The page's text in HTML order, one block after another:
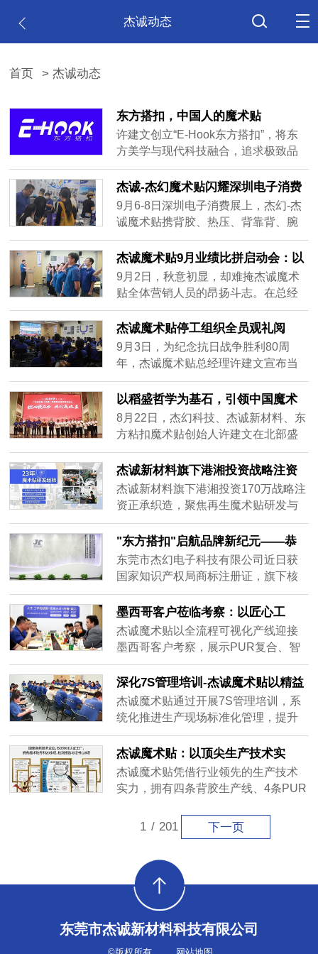
杰诚动态
首页 > 杰诚动态
东方搭扣，中国人的魔术贴
许建文创立“E-Hook东方搭扣”，将东
方美学与现代科技融合，追求极致品
质，构建开放技术生态，推动中国标
准国际化。东方搭扣已成为中国智造
符号，许建文证明工业制造注入文化
灵魂，中国品牌能突破边界。
杰诚-杰幻魔术贴闪耀深圳电子消费
展，创新产品引爆全场
9月6-8日深圳电子消费展上，杰幻-杰
诚魔术贴携背胶、热压、背靠背、腕
带等多款核心魔术贴展品及创新研发
的无痕魔力扣亮相。无痕魔力扣凭借
无痕粘贴、轻松拆卸等优势成焦点，
展位现场人气火爆，客户络绎不绝。
客户资源，公司负责人称将坚持创
新，提升产品与服务，为行业发展添
活力。
杰诚魔术贴9月业绩比拼启动会：以
誓言为刃，向梦想进发
9月2日，秋意初显，却难掩杰诚魔术
贴全体营销人员的昂扬斗志。在总经
理许建文的带领下，一场以“9月，为梦
想而战”为主题的业绩比拼启动会正式
拉开帷幕。这不仅是一场业绩的较
量，更是一次团队精神的凝聚，一次
理许建文发表了热情洋溢的动员讲
话。他强调，9月是充满挑战与机遇的
一个......
杰诚魔术贴停工组织全员观礼阅
兵：以实业初心致敬民族精神，以
创新使命引领行业未来
9月3日，为纪念抗日战争胜利80周
年，杰诚魔术贴总经理许建文宣布当
日上午停工停产，组织全体100余名员
工集体观看纪念阅兵仪式直播。在铭
记历史中汲取力量，在创新突破中定
义未来。
以稻盛哲学为基石，引领中国魔术
贴行业迈向全球
8月22日，杰幻科技、杰诚新材料、东
方粘扣魔术贴创始人许建文在北部盛
和塾发表主题演讲，分享企业通过深
度践行稻盛和夫哲学体系（《京瓷哲
学》《六项精进》等），实现员工幸
福与企业高质量发展的创新路径。演
良品率提升至98.7%，客户投诉率下降
67%，许建文提出“三步走”战略，目标
2028年实现全球市占率15%，彰显中
国制造从“跟随者”向“定义者”跨越的决
心。此次演讲为传统制造业转型升级
提供哲学驱动范本，引发行业对“心性
提升与技术创新融合”的深度思考。
杰诚新材料旗下港湘投资战略注资
正承织造 170万布局再生魔术贴赛
道-开启多行业定制化解决方案新篇
杰诚新材料旗下港湘投资170万战略注
资正承织造，聚焦再生魔术贴研发与
高端加工，获GRS认证推动绿色制
造。产品覆盖康复医疗、智能穿戴、
汽车装饰等五大行业，提供抗菌、高
强度、模块化定制方案，助力传统制
"东方搭扣"启航品牌新纪元——恭
喜杰幻电子以双商标战略领跑全球
魔术贴行业
东莞市杰幻电子科技有限公司近日获
国家知识产权局商标注册证，旗下核
心品牌“东方搭扣”（英文：EHOOK）
成功注册国际分类35（广告销售、商
业管理）与40（材料加工、定制服
务），构建全维度品牌护城河。品牌
与现代科技感，广泛应用于服装、汽
车、航空航天等领域，获华为、特斯
拉等国际客户青睐。公司坚持创新驱
动，年投入15%营收研发，获超50项
专利并主导行业标准，通过“硬件+软
件”生态升级转型行业解决方案提供
商。目前产品出口32国，市场份额亚
洲第一，提出“2030全球魔术贴创新领
化迈进。
墨西哥客户莅临考察：以匠心工
艺，共绘全球合作新篇章
杰诚魔术贴以全流程可视化产线迎接
墨西哥客户考察，展示PUR复合、智
能腕带等8大核心工艺，披露服务38国
客户数据及CNAS实验室实力。客户现
场达成定制开发意向，见证中国魔术
贴科技赋能实力。
深化7S管理培训-杰诚魔术贴以精益
管理赋能生产效能跃升
杰诚魔术贴通过开展7S管理培训，系
统化推进生产现场标准化管理，提升
员工职业素养与团队协作能力。培训
涵盖整理、整顿、清扫等七大模块，
实现车间空间利用率提升18%、生产
换线时间缩短25%的成效。同时，通
工参与改善的积极性，推动生产效率
提升15%、产品合格率达99.2%。杰诚
在品质管控、交付效率、成本优化等
方面实现质效双升，持续践行“让魔术
贴定制更简单”的企业使命，为客户创
造长期价值。
杰诚魔术贴：以顶尖生产技术实
力，铸就23年定制品质传奇
杰诚魔术贴凭借行业领先的生产技术
实力，拥有四条背胶生产线、4条PUR
设备，支持背胶复合、热压复合、
PUR复合、激光切割、异形模切等多
10余名7年以上工程师团队，以顶尖技
术保障魔术贴卓越品质，满足您的个
性化需求。
1 / 201 下一页
东莞市杰诚新材料科技有限公司